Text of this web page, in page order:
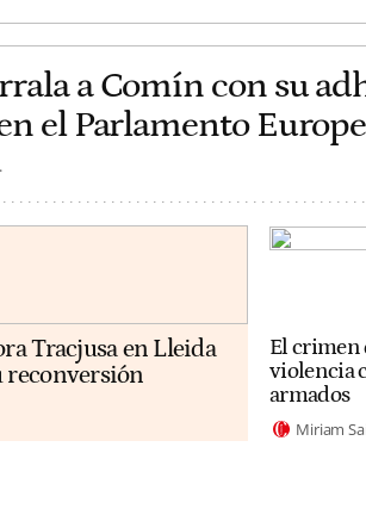
a Comín con su
el Parlamento
Tracjusa en Lleida
reconversión
El crimen
violencia
armados
Miriam